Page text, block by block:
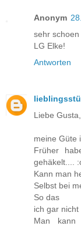
Anonym
sehr
LG Elke!
Antworten
Liebe Gusta,
meine Güte
Früher
gehäkelt....
Kann man
Selbst bei
So das
ich gar nicht
Man kann